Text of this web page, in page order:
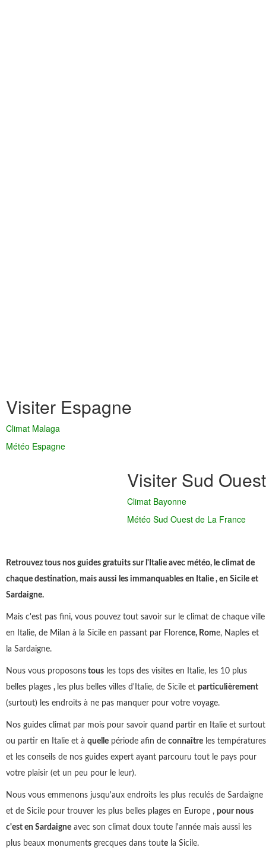
Visiter Espagne
Climat Malaga
Météo Espagne
Visiter Sud Ouest
Climat Bayonne
Météo Sud Ouest de La France
Retrouvez tous nos guides gratuits sur l'Italie avec météo, le climat de
chaque destination, mais aussi les immanquables en Italie , en Sicile et
Sardaigne.
Mais c'est pas fini, vous pouvez tout savoir sur le climat de chaque ville
en Italie, de Milan à la Sicile en passant par Florence, Rome, Naples et
la Sardaigne.
Nous vous proposons tous les tops des visites en Italie, les 10 plus
belles plages , les plus belles villes d'Italie, de Sicile et particulièrement
(surtout) les endroits à ne pas manquer pour votre voyage.
Nos guides climat par mois pour savoir quand partir en Italie et surtout
ou partir en Italie et à quelle période afin de connaître les températures
et les conseils de nos guides expert ayant parcouru tout le pays pour
votre plaisir (et un peu pour le leur).
Nous vous emmenons jusqu'aux endroits les plus reculés de Sardaigne
et de Sicile pour trouver les plus belles plages en Europe , pour nous
c'est en Sardaigne avec son climat doux toute l'année mais aussi les
plus beaux monuments grecques dans toute la Sicile.